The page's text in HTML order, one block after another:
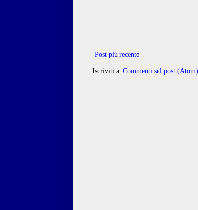
Post più recente
Iscriviti a: Commenti sul post (Atom)